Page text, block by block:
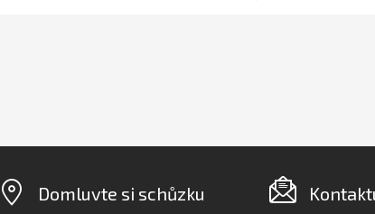
Domluvte si schůzku